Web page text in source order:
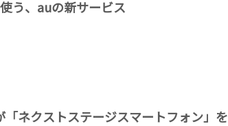
う、auの新サービス
ネクストステージスマートフォン」を